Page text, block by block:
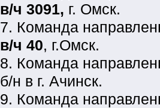
в/ч 3091, г. Омск.
7. Команда
в/ч 40, г.Омск.
8. Команда
б/н в г. Ачинск.
9. Команда